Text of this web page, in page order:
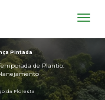
Pintada
de Plantio:
da Floresta